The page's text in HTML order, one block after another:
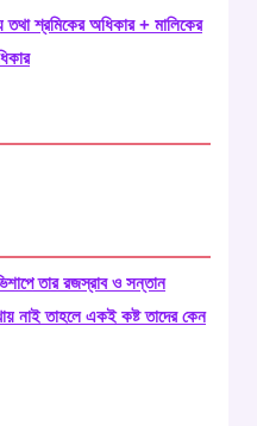
তথা শ্রমিকের অধিকার + মালিকের
তার রজস্রাব ও সন্তান
নাই তাহলে একই কষ্ট তাদের কেন